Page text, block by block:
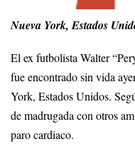
Nueva York, Estados
El ex futbolista Walter
fue encontrado sin vida
York, Estados Unidos.
de madrugada con otros
paro cardiaco.